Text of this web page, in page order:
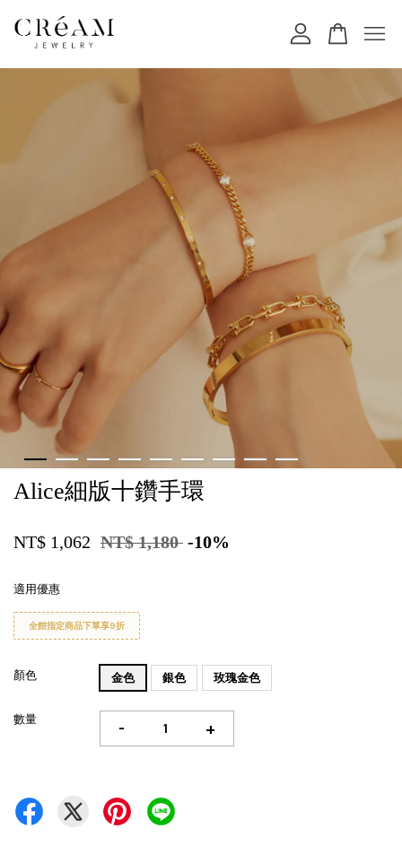
Alice細版十鑽手環
NT$ 1,062 NT$ 1,180 -10%
適用優惠
全館指定商品下單享9折
顏色 金色 銀色 玫瑰金色
數量 - +
您的購物車目前還是空的。
繼續購物